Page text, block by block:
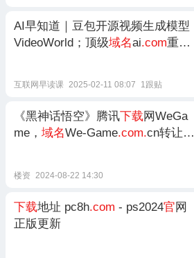
AI早知道｜豆包开源视频生成模型
VideoWorld；顶级域名ai.com重定
互联网早读课 2025-02-11 08:07 1跟贴
《黑神话悟空》腾讯下载网WeGa
me， 域名We-Game.com.cn转让受
楼资 2024-08-22 14:30
下载地址 pc8h.com - ps2024官网
正版更新